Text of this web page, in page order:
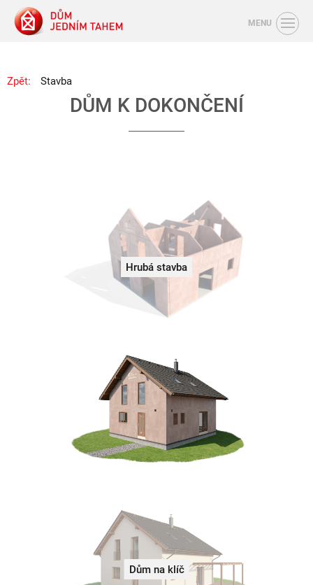
MENU
Zpět: Stavba
DŮM K DOKONČENÍ
Hrubá stavba
Dům na klíč